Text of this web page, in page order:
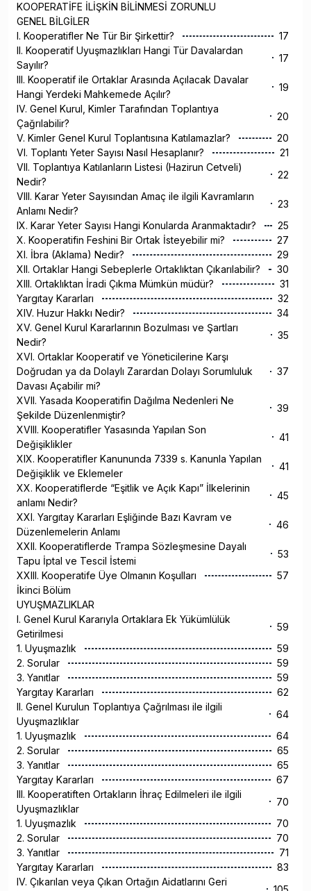
KOOPERATİFE İLİŞKİN BİLİNMESİ ZORUNLU
GENEL BİLGİLER
I. Kooperatifler Ne Tür Bir Şirkettir?
17
II. Kooperatif Uyuşmazlıkları Hangi Tür Davalardan
Sayılır?
17
III. Kooperatif ile Ortaklar Arasında Açılacak Davalar
Hangi Yerdeki Mahkemede Açılır?
19
IV. Genel Kurul, Kimler Tarafından Toplantıya
Çağrılabilir?
20
V. Kimler Genel Kurul Toplantısına Katılamazlar?
20
VI. Toplantı Yeter Sayısı Nasıl Hesaplanır?
21
VII. Toplantıya Katılanların Listesi (Hazirun Cetveli)
Nedir?
22
VIII. Karar Yeter Sayısından Amaç ile ilgili Kavramların
Anlamı Nedir?
23
IX. Karar Yeter Sayısı Hangi Konularda Aranmaktadır?
25
X. Kooperatifin Feshini Bir Ortak İsteyebilir mi?
27
XI. İbra (Aklama) Nedir?
29
XII. Ortaklar Hangi Sebeplerle Ortaklıktan Çıkarılabilir?
30
XIII. Ortaklıktan İradi Çıkma Mümkün müdür?
31
Yargıtay Kararları
32
XIV. Huzur Hakkı Nedir?
34
XV. Genel Kurul Kararlarının Bozulması ve Şartları
Nedir?
35
XVI. Ortaklar Kooperatif ve Yöneticilerine Karşı
Doğrudan ya da Dolaylı Zarardan Dolayı Sorumluluk
Davası Açabilir mi?
37
XVII. Yasada Kooperatifin Dağılma Nedenleri Ne
Şekilde Düzenlenmiştir?
39
XVIII. Kooperatifler Yasasında Yapılan Son
Değişiklikler
41
XIX. Kooperatifler Kanununda 7339 s. Kanunla Yapılan
Değişiklik ve Eklemeler
41
XX. Kooperatiflerde “Eşitlik ve Açık Kapı” İlkelerinin
anlamı Nedir?
45
XXI. Yargıtay Kararları Eşliğinde Bazı Kavram ve
Düzenlemelerin Anlamı
46
XXII. Kooperatiflerde Trampa Sözleşmesine Dayalı
Tapu İptal ve Tescil İstemi
53
XXIII. Kooperatife Üye Olmanın Koşulları
57
İkinci Bölüm
UYUŞMAZLIKLAR
I. Genel Kurul Kararıyla Ortaklara Ek Yükümlülük
Getirilmesi
59
1. Uyuşmazlık
59
2. Sorular
59
3. Yanıtlar
59
Yargıtay Kararları
62
II. Genel Kurulun Toplantıya Çağrılması ile ilgili
Uyuşmazlıklar
64
1. Uyuşmazlık
64
2. Sorular
65
3. Yanıtlar
65
Yargıtay Kararları
67
III. Kooperatiften Ortakların İhraç Edilmeleri ile ilgili
Uyuşmazlıklar
70
1. Uyuşmazlık
70
2. Sorular
70
3. Yanıtlar
71
Yargıtay Kararları
83
IV. Çıkarılan veya Çıkan Ortağın Aidatlarını Geri